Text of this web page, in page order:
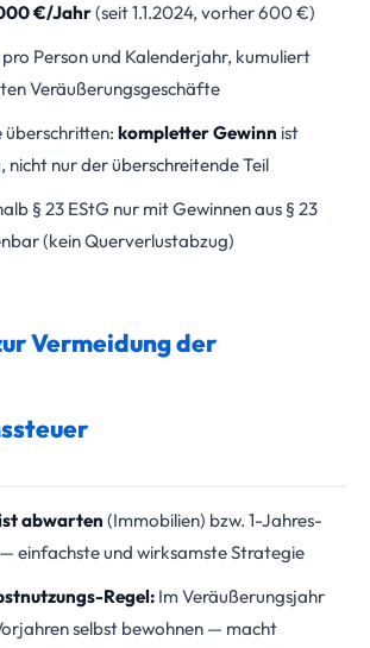
€/Jahr(seit 1.1.2024, vorher 600 €)
Person und Kalenderjahr, kumuliert
Veräußerungsgeschäfte
überschritten: kompletter Gewinn ist
nur der überschreitende Teil
§ 23 EStG nur mit Gewinnen aus § 23
(kein Querverlustabzug)
Vermeidung der
abwarten (Immobilien) bzw. 1-Jahres-
einfachste und wirksamste Strategie
Regel: Im Veräußerungsjahr
selbst bewohnen — macht